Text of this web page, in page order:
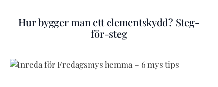
Hur bygger man ett elementskydd? Steg-
för-steg